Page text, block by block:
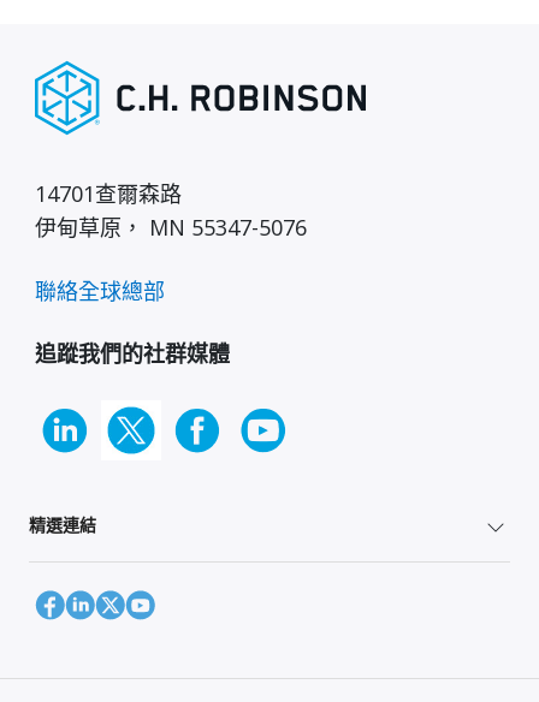
14701查爾森路
伊甸草原， MN 55347-5076
聯絡全球總部
追蹤我們的社群媒體
精選連結